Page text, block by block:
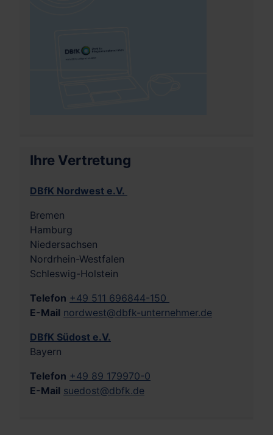
Ihre Vertretung
DBfK Nordwest e.V.
Bremen
Hamburg
Niedersachsen
Nordrhein-Westfalen
Schleswig-Holstein
Telefon +49 511 696844-150
E-Mail nordwest@dbfk-unternehmer.de
DBfK Südost e.V.
Bayern
Telefon +49 89 179970-0
E-Mail suedost@dbfk.de